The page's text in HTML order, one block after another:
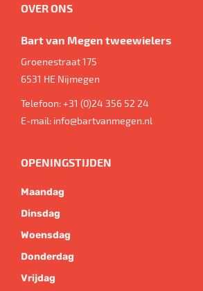
OVER ONS
Bart van Megen tweewielers
Groenestraat 175
6531 HE Nijmegen
Telefoon:+31 (0)24 356 52 24
E-mail: info@bartvanmegen.nl
OPENINGSTIJDEN
Maandag
Dinsdag
Woensdag
Donderdag
Vrijdag